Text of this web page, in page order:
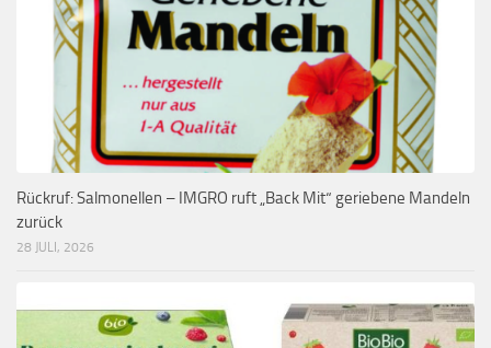
Rückruf: Salmonellen – IMGRO ruft „Back Mit“ geriebene Mandeln
zurück
28 JULI, 2026